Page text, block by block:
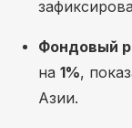
Фондовый
на 1%,
Азии.